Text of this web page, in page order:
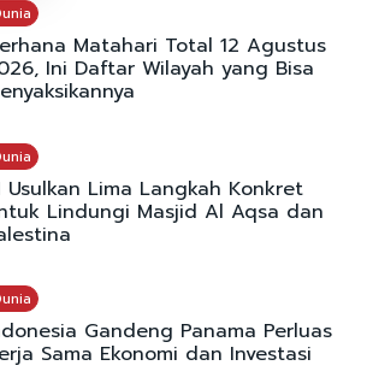
Matahari Total 12 Agustus
Ini Daftar Wilayah yang Bisa
Usulkan Lima Langkah Konkret
Lindungi Masjid Al Aqsa dan
Gandeng Panama Perluas
Sama Ekonomi dan Investasi